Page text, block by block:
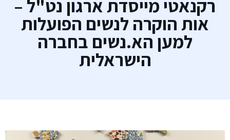
רקנאטי מייסדת ארגון נט"ל –
אות הוקרה לנשים הפועלות
למען הא.נשים בחברה
הישראלית